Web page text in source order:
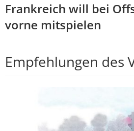
Frankreich will bei
vorne mitspielen
Empfehlungen des